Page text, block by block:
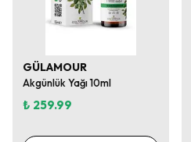
GÜLAMOUR
Akgünlük Yağı 10ml
₺ 259.99